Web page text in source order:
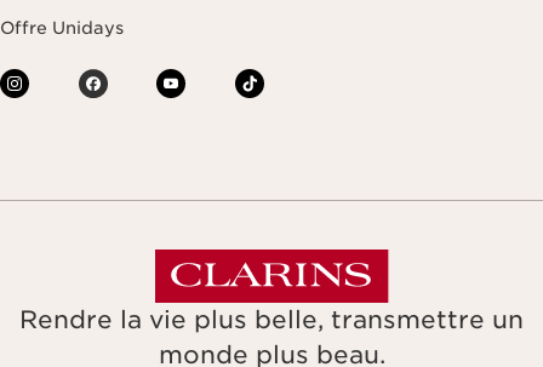
Offre Unidays
Rendre la vie plus belle, transmettre un
monde plus beau.